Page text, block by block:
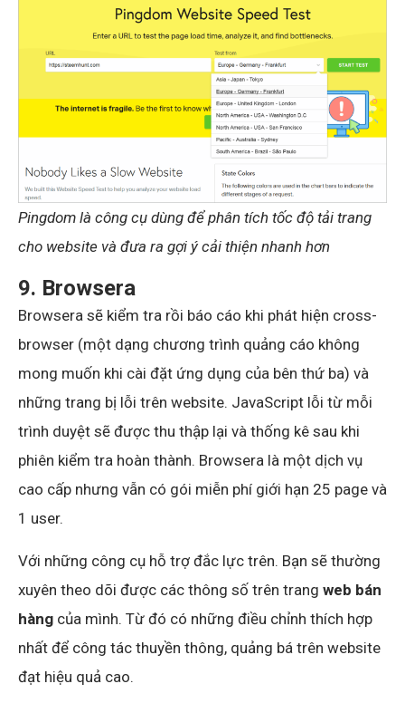
Pingdom là công cụ dùng để phân tích tốc độ tải trang
cho website và đưa ra gợi ý cải thiện nhanh hơn
9. Browsera
Browsera sẽ kiểm tra rồi báo cáo khi phát hiện cross-
browser (một dạng chương trình quảng cáo không
mong muốn khi cài đặt ứng dụng của bên thứ ba) và
những trang bị lỗi trên website. JavaScript lỗi từ mỗi
trình duyệt sẽ được thu thập lại và thống kê sau khi
phiên kiểm tra hoàn thành. Browsera là một dịch vụ
cao cấp nhưng vẫn có gói miễn phí giới hạn 25 page và
1 user.
Với những công cụ hỗ trợ đắc lực trên. Bạn sẽ thường
xuyên theo dõi được các thông số trên trang web bán
hàng của mình. Từ đó có những điều chỉnh thích hợp
nhất để công tác thuyền thông, quảng bá trên website
đạt hiệu quả cao.